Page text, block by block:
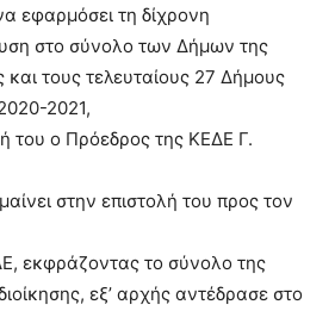
εφαρμόσει τη δίχρονη
στο σύνολο των Δήμων της
τους τελευταίους 27 Δήμους
2021,
του ο Πρόεδρος της ΚΕΔΕ Γ.
στην επιστολή του προς τον
εκφράζοντας το σύνολο της
εξ’ αρχής αντέδρασε στο